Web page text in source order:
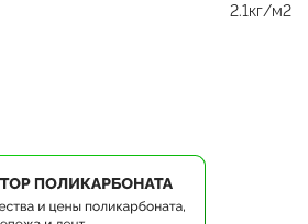
2.1кг/м2